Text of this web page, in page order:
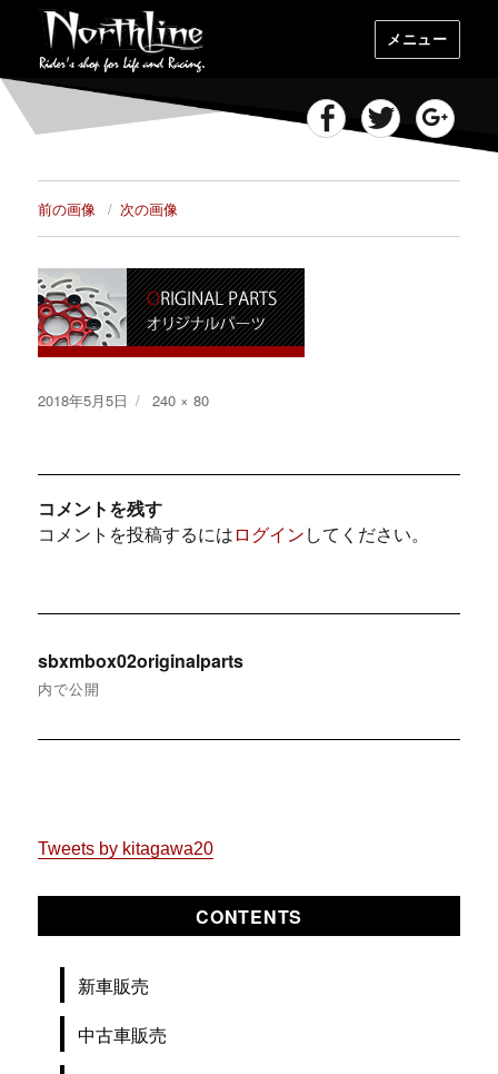
メニュー
FacebookTwitter
前の画像 次の画像
投
2018年5月5日
フ
イ
240 × 80
コメントを残す
コメントを投稿するには ログイン してください。
稿
ナ
ー
ョ
ン
sbxmbox02originalparts
内で公開
Tweets by kitagawa20
CONTENTS
新車販売
中古車販売